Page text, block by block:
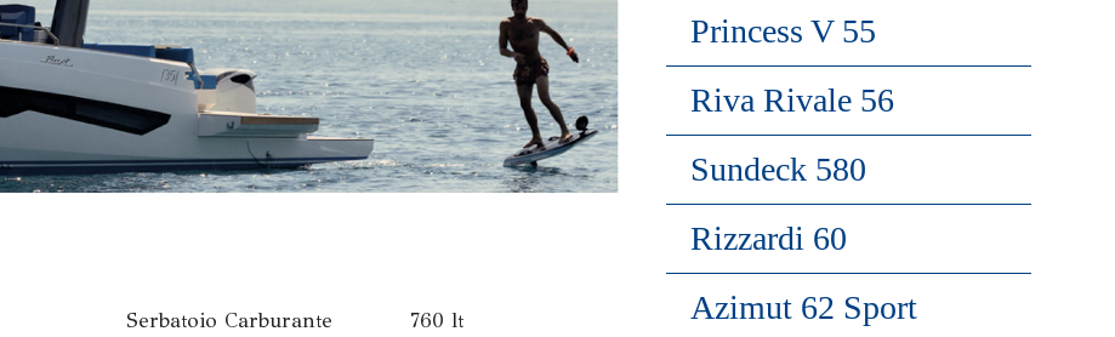
Serbatoio Carburante 760 lt
Princess V 55
Riva Rivale 56
Sundeck 580
Rizzardi 60
Azimut 62 Sport